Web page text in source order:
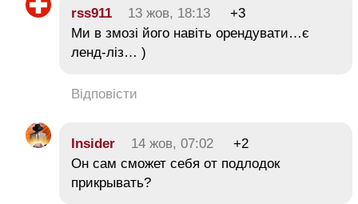
rss911 13 жов, 18:13
+3
Ми в змозі його навіть орендувати…є
ленд-ліз… )
Відповісти
Insider 14 жов, 07:02
+2
Он сам сможет себя от подлодок
прикрывать?